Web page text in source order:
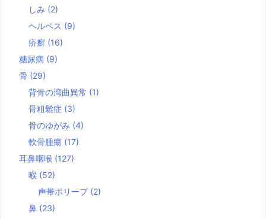
しみ (2)
ヘルペス (9)
疥癬 (16)
糖尿病 (9)
骨 (29)
背骨の湾曲異常 (1)
骨粗鬆症 (3)
骨のゆがみ (4)
軟骨腫瘍 (17)
耳鼻咽喉 (127)
喉 (52)
声帯ポリープ (2)
鼻 (23)